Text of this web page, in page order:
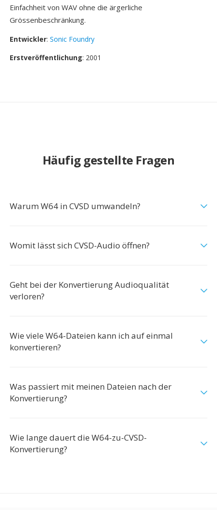
Einfachheit von WAV ohne die ärgerliche
Grössenbeschränkung.
Entwickler: Sonic Foundry
Erstveröffentlichung: 2001
Häufig gestellte Fragen
Warum W64 in CVSD umwandeln?
Womit lässt sich CVSD-Audio öffnen?
Geht bei der Konvertierung Audioqualität
verloren?
Wie viele W64-Dateien kann ich auf einmal
konvertieren?
Was passiert mit meinen Dateien nach der
Konvertierung?
Wie lange dauert die W64-zu-CVSD-
Konvertierung?